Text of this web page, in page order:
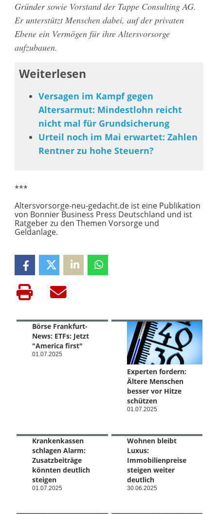
Gründer sowie Vorstand der Tappe Consulting AG.
Er unterstützt Menschen dabei, auf der privaten
Ebene ein Vermögen für ihre Altersvorsorge
aufzubauen.
Weiterlesen
Versagen im Kampf gegen
Altersarmut: Mindestlohn reicht
nicht mal für Grundsicherung
Urteil noch im Mai erwartet: Zahlen
Rentner zu hohe Steuern?
***
Altersvorsorge-neu-gedacht.de ist eine Publikation
von Bonnier Business Press Deutschland und ist
Ratgeber zu den Themen Vorsorge und
Geldanlage.
Börse Frankfurt-
News: ETFs: Jetzt
"America first"
01.07.2025
Experten fordern:
Ältere Menschen
besser vor Hitze
schützen
01.07.2025
Krankenkassen
schlagen Alarm:
Zusatzbeiträge
könnten deutlich
steigen
01.07.2025
Wohnen bleibt
Luxus:
Immobilienpreise
steigen weiter
deutlich
30.06.2025